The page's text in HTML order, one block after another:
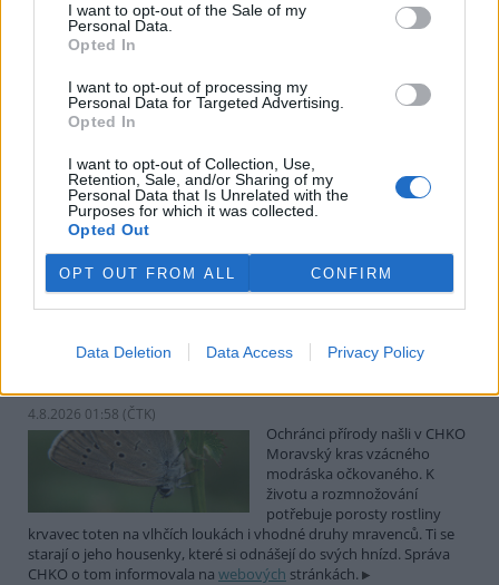
I want to opt-out of the Sale of my
Personal Data.
Opted In
I want to opt-out of processing my
Personal Data for Targeted Advertising.
Opted In
I want to opt-out of Collection, Use,
Retention, Sale, and/or Sharing of my
Personal Data that Is Unrelated with the
Purposes for which it was collected.
Opted Out
OPT OUT FROM ALL CONFIRM
Data Deletion Data Access Privacy Policy
horka. Japonsko se toto léto
potýká s vlnami extrémních
veder, napsal zpravodajský server
Ghanský parlament schválil přísný zákon na ochranu
kakaových plantáží
4.8.2026 12:39 (ČTK)
Ghanský parlament schválil
zákon, podle kterého místním
farmářům hrozí až 20 let
úřadů přemění svou kakaovou
plantáž na jiný účel. Informovala o tom agentura AP; zákon nyní
Ochránci přírody našli v Moravském krasu vzácného
4.8.2026 01:58 (ČTK)
Ochránci přírody našli v CHKO
Moravský kras vzácného
modráska očkovaného. K
životu a rozmnožování
potřebuje porosty rostliny
krvavec toten na vlhčích loukách i vhodné druhy mravenců. Ti se
starají o jeho housenky, které si odnášejí do svých hnízd. Správa
CHKO o tom informovala na webových stránkách.